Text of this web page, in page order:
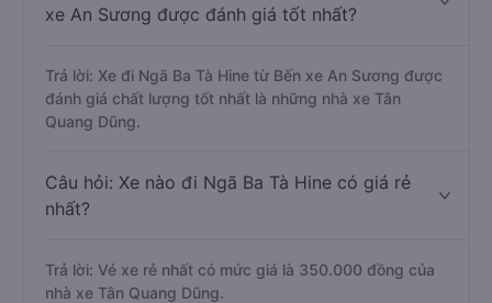
xe An Sương được đánh giá tốt nhất?
Trả lời: Xe đi Ngã Ba Tà Hine từ Bến xe An Sương được
đánh giá chất lượng tốt nhất là những nhà xe Tân
Quang Dũng.
Câu hỏi: Xe nào đi Ngã Ba Tà Hine có giá rẻ
nhất?
Trả lời: Vé xe rẻ nhất có mức giá là 350.000 đồng của
nhà xe Tân Quang Dũng.